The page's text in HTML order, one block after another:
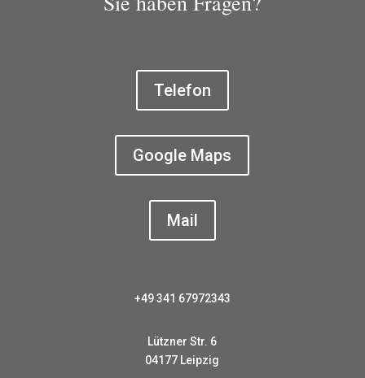
Telefon
Google Maps
Mail
+49 341 67972343
Lützner Str. 6
04177 Leipzig